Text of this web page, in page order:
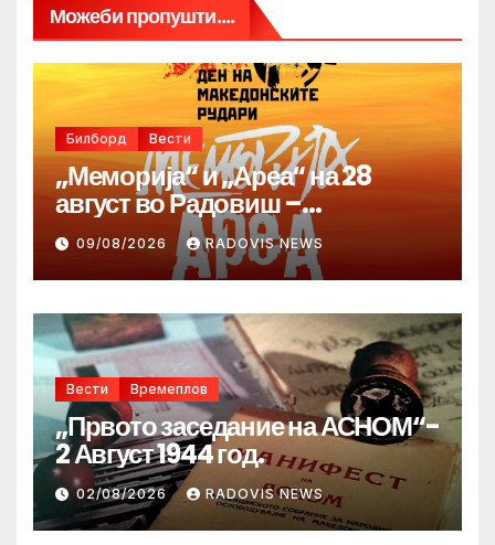
Можеби пропушти....
Билборд Вести
„Меморија“ и „Ареа“ на 28
август во Радовиш –
продолжува традицијата за
Денот на македонските рудари
09/08/2026 RADOVIS NEWS
Вести Времеплов
„Првото заседание на АСНОМ“-
2 Август 1944 год.
02/08/2026 RADOVIS NEWS